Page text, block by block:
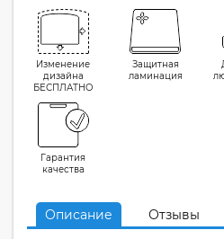
Изменение
дизайна
БЕСПЛАТНО
Защитная
ламинация
Гарантия
качества
Описание Отзывы